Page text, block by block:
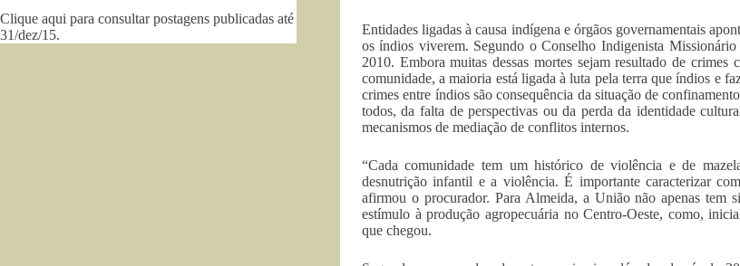
Entidades ligadas à causa indígena e órgãos governamentais
os índios viverem. Segundo o Conselho Indigenista
2010. Embora muitas dessas mortes sejam resultado de
comunidade, a maioria está ligada à luta pela terra que índios e
crimes entre índios são consequência da situação de
todos, da falta de perspectivas ou da perda da identidade
mecanismos de mediação de conflitos internos.
“Cada comunidade tem um histórico de violência e de
desnutrição infantil e a violência. É importante caracterizar
afirmou o procurador. Para Almeida, a União não apenas tem
estímulo à produção agropecuária no Centro-Oeste, como,
que chegou.
Clique aqui para consultar postagens publicadas até
31/dez/15.